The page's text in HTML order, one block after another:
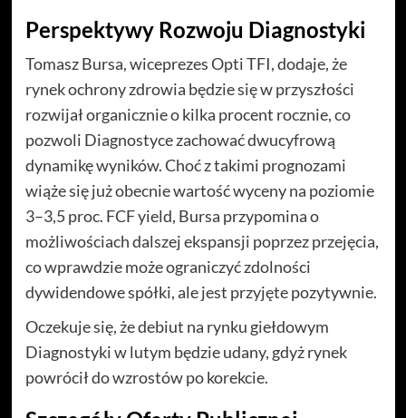
Perspektywy Rozwoju Diagnostyki
Tomasz Bursa, wiceprezes Opti TFI, dodaje, że
rynek ochrony zdrowia będzie się w przyszłości
rozwijał organicznie o kilka procent rocznie, co
pozwoli Diagnostyce zachować dwucyfrową
dynamikę wyników. Choć z takimi prognozami
wiąże się już obecnie wartość wyceny na poziomie
3–3,5 proc. FCF yield, Bursa przypomina o
możliwościach dalszej ekspansji poprzez przejęcia,
co wprawdzie może ograniczyć zdolności
dywidendowe spółki, ale jest przyjęte pozytywnie.
Oczekuje się, że debiut na rynku giełdowym
Diagnostyki w lutym będzie udany, gdyż rynek
powrócił do wzrostów po korekcie.